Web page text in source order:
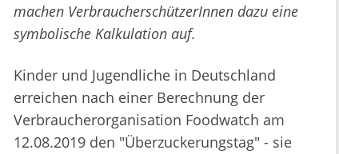
machen VerbraucherschützerInnen dazu eine
symbolische Kalkulation auf.
Kinder und Jugendliche in Deutschland
erreichen nach einer Berechnung der
Verbraucherorganisation Foodwatch am
12.08.2019 den "Überzuckerungstag" - sie